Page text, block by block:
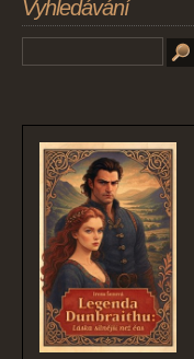
Vyhledávání